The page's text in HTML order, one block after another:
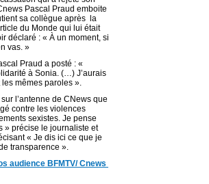
Pascal Praud emboite
sa collègue après la
du Monde qui lui était
déclaré : « À un moment, si
vas. »
Praud a posté : «
à Sonia. (…) J’aurais
mêmes paroles ».
l’antenne de CNews que
contre les violences
sexistes. Je pense
» précise le journaliste et
« Je dis ici ce que je
transparence ».
audience BFMTV/ Cnews